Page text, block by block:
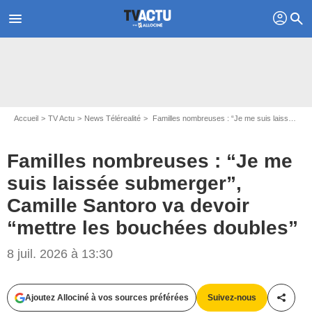
menu profil search
Accueil TV Actu News Télérealité Familles nombreuses : “Je me suis laissée submerger”, Camille Santoro va devoir “mettre les bouchées doubles”
Familles nombreuses : “Je me
suis laissée submerger”,
Camille Santoro va devoir
“mettre les bouchées doubles”
8 juil. 2026 à 13:30
Ajoutez Allociné à vos sources préférées Suivez-nous